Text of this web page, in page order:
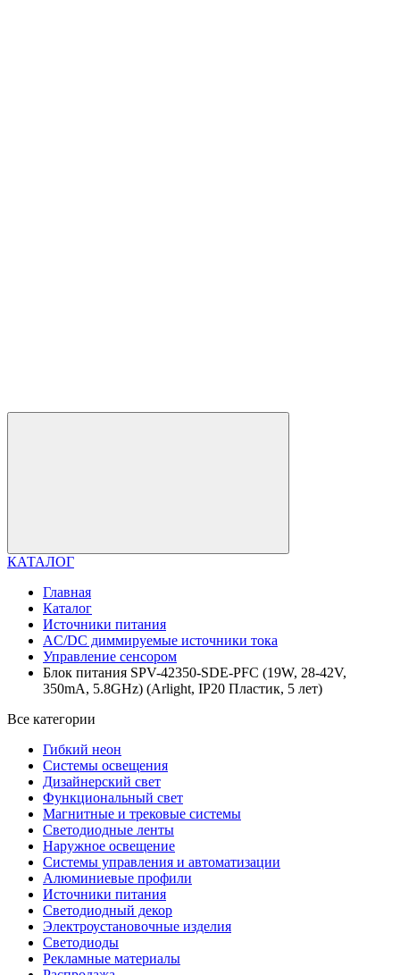
КАТАЛОГ
Главная
Каталог
Источники питания
AC/DC диммируемые источники тока
Управление сенсором
Блок питания SPV-42350-SDE-PFC (19W, 28-42V,
350mA, 5.8GHz) (Arlight, IP20 Пластик, 5 лет)
Все категории
Гибкий неон
Системы освещения
Дизайнерский свет
Функциональный свет
Магнитные и трековые системы
Светодиодные ленты
Наружное освещение
Системы управления и автоматизации
Алюминиевые профили
Источники питания
Светодиодный декор
Электроустановочные изделия
Светодиоды
Рекламные материалы